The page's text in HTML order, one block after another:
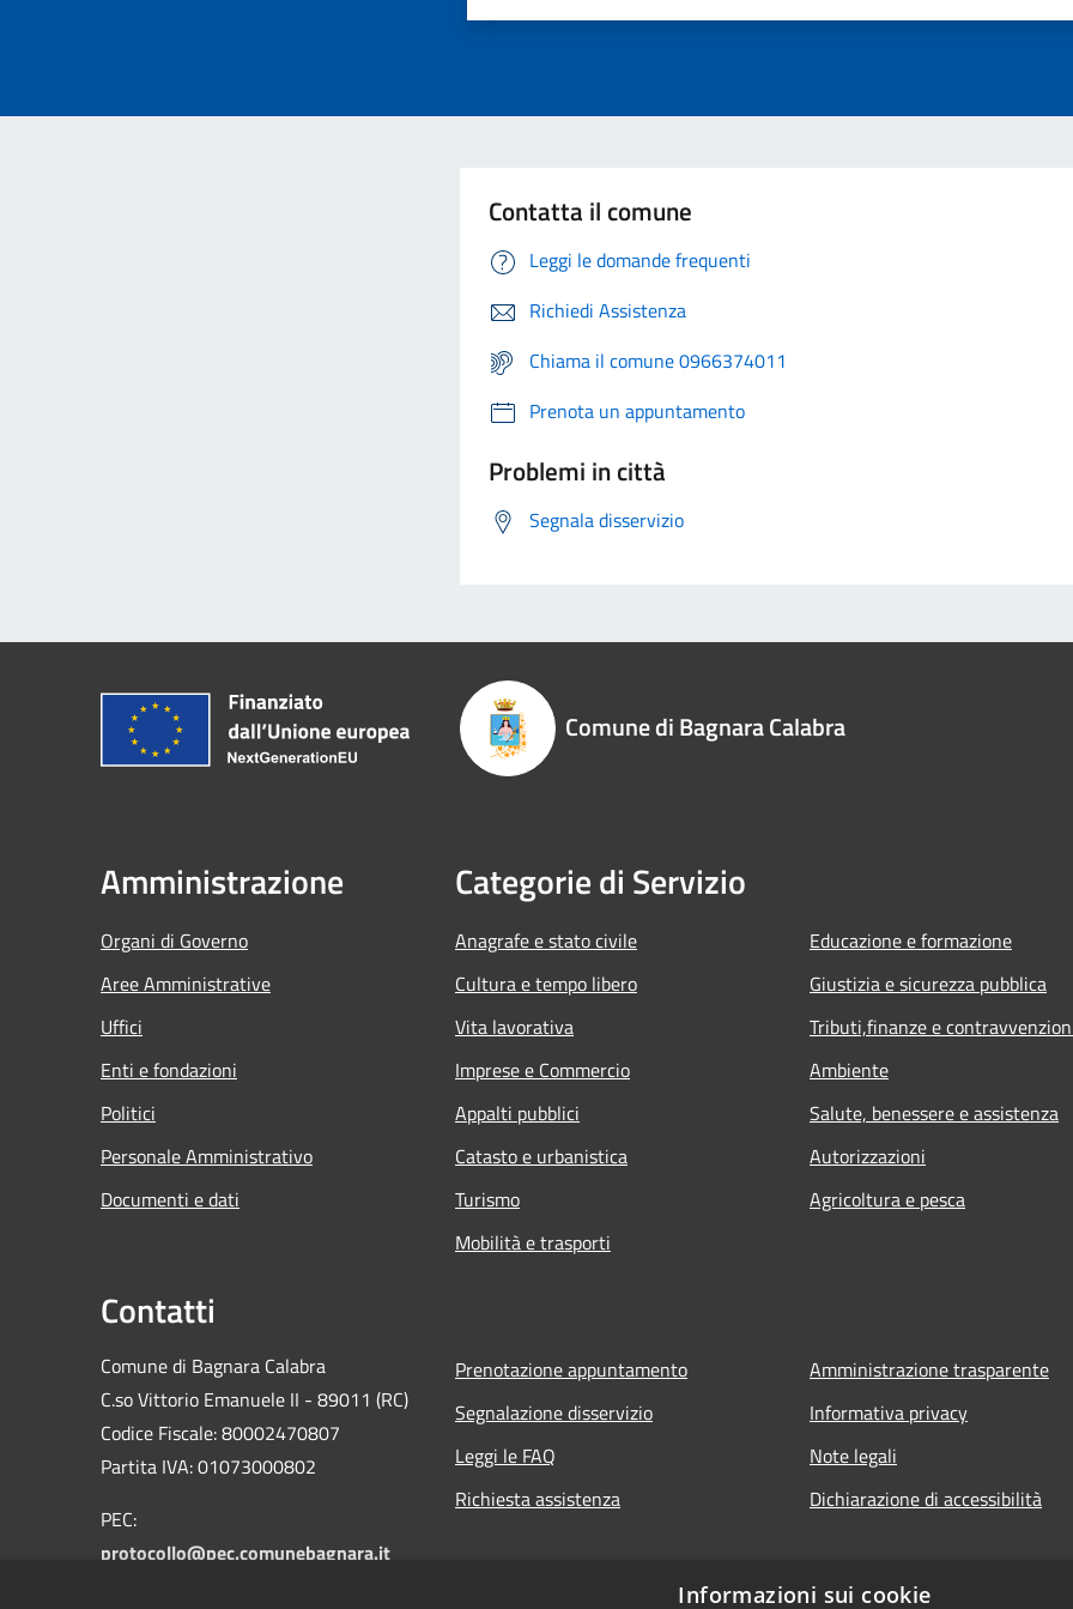
Contatta il comune
Leggi le domande frequenti
Richiedi Assistenza
Chiama il comune 0966374011
Prenota un appuntamento
Problemi in città
Segnala disservizio
Comune di Bagnara Calabra
Amministrazione
Organi di Governo
Aree Amministrative
Uffici
Enti e fondazioni
Politici
Personale Amministrativo
Documenti e dati
Categorie di Servizio
Anagrafe e stato civile
Cultura e tempo libero
Vita lavorativa
Imprese e Commercio
Appalti pubblici
Catasto e urbanistica
Turismo
Mobilità e trasporti
Educazione e formazione
Giustizia e sicurezza pubblica
Tributi,finanze e
Ambiente
Salute, benessere e assistenza
Autorizzazioni
Agricoltura e pesca
Contatti
Comune di Bagnara Calabra
C.so Vittorio Emanuele II - 89011 (RC)
Codice Fiscale:80002470807
Partita IVA:01073000802
PEC:
protocollo@pec.comunebagnara.it
Prenotazione appuntamento
Segnalazione disservizio
Leggi le FAQ
Richiesta assistenza
Amministrazione trasparente
Informativa privacy
Note legali
Dichiarazione di accessibilità
Informazioni sui cookie